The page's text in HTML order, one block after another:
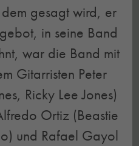
gesagt wird, er
in seine Band
war die Band mit
Gitarristen Peter
Ricky Lee Jones)
Ortiz (Beastie
und Rafael Gayol